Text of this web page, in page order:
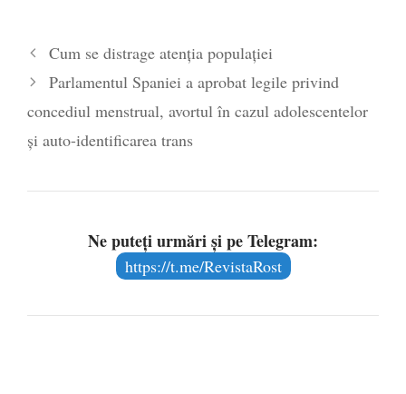
Cum se distrage atenția populației
Parlamentul Spaniei a aprobat legile privind
concediul menstrual, avortul în cazul adolescentelor
și auto-identificarea trans
Ne puteți urmări și pe Telegram:
https://t.me/RevistaRost